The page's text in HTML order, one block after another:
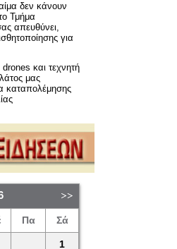
δεν κάνουν
Τμήμα
απευθύνει,
για
και τεχνητή
μας
καταπολέμησης
Πα Σά
1